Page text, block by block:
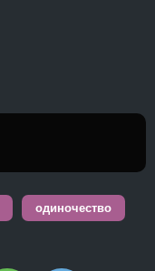
одиночество